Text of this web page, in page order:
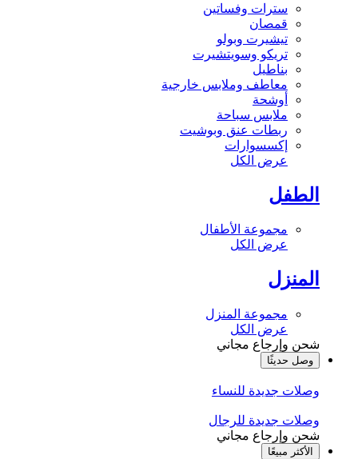
سترات وفساتين
قمصان
تيشيرت وبولو
تريكو وسويتشيرت
بناطيل
معاطف وملابس خارجية
أوشحة
ملابس سباحة
ربطات عنق وبوشيت
إكسسوارات
عرض الكل
الطفل
مجموعة الأطفال
عرض الكل
المنزل
مجموعة المنزل
عرض الكل
شحن وإرجاع مجاني
وصل حديثًا
وصلات جديدة للنساء
وصلات جديدة للرجال
شحن وإرجاع مجاني
الأكثر مبيعًا